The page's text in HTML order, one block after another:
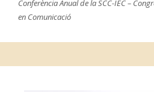
Conferència Anual de la SCC-IEC –
en Comunicació